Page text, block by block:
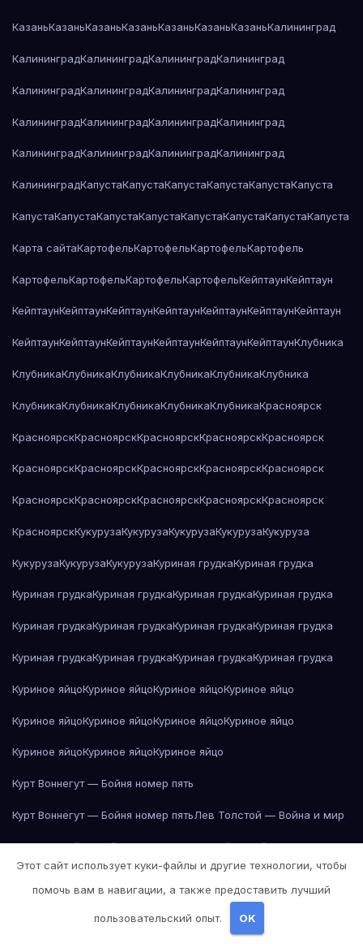
КазаньКазаньКазаньКазаньКазаньКазаньКазаньКалининград
КалининградКалининградКалининградКалининград
КалининградКалининградКалининградКалининград
КалининградКалининградКалининградКалининград
КалининградКалининградКалининградКалининград
КалининградКапустаКапустаКапустаКапустаКапустаКапуста
КапустаКапустаКапустаКапустаКапустаКапустаКапустаКапуста
Карта сайтаКартофельКартофельКартофельКартофель
КартофельКартофельКартофельКартофельКейптаунКейптаун
КейптаунКейптаунКейптаунКейптаунКейптаунКейптаунКейптаун
КейптаунКейптаунКейптаунКейптаунКейптаунКейптаунКлубника
КлубникаКлубникаКлубникаКлубникаКлубникаКлубника
КлубникаКлубникаКлубникаКлубникаКлубникаКрасноярск
КрасноярскКрасноярскКрасноярскКрасноярскКрасноярск
КрасноярскКрасноярскКрасноярскКрасноярскКрасноярск
КрасноярскКрасноярскКрасноярскКрасноярскКрасноярск
КрасноярскКукурузаКукурузаКукурузаКукурузаКукуруза
КукурузаКукурузаКукурузаКуриная грудкаКуриная грудка
Куриная грудкаКуриная грудкаКуриная грудкаКуриная грудка
Куриная грудкаКуриная грудкаКуриная грудкаКуриная грудка
Куриная грудкаКуриная грудкаКуриная грудкаКуриная грудка
Куриное яйцоКуриное яйцоКуриное яйцоКуриное яйцо
Куриное яйцоКуриное яйцоКуриное яйцоКуриное яйцо
Куриное яйцоКуриное яйцоКуриное яйцо
Курт Воннегут — Бойня номер пять
Курт Воннегут — Бойня номер пятьЛев Толстой — Война и мир
Лев Толстой — Война и мирЛев Толстой — Война и мир
Этот сайт использует куки-файлы и другие технологии, чтобы
помочь вам в навигации, а также предоставить лучший
пользовательский опыт. OK